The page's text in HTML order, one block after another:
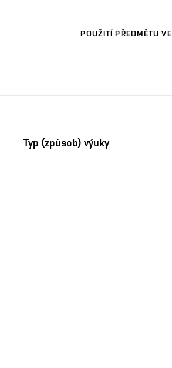
POUŽITÍ PŘEDMĚTU
Typ (způsob) výuky